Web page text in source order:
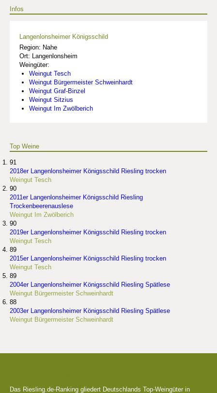
Infos
Langenlonsheimer Königsschild
Region: Nahe
Ort: Langenlonsheim
Weingüter:
Weingut Tesch
Weingut Bürgermeister Schweinhardt
Weingut Graf-Binzel
Weingut Sitzius
Weingut Im Zwölberich
Top Weine
91
2018er Langenlonsheimer Königsschild Riesling trocken
Weingut Tesch
90
2011er Langenlonsheimer Königsschild Riesling
Trockenbeerenauslese
Weingut Im Zwölberich
90
2019er Langenlonsheimer Königsschild Riesling trocken
Weingut Tesch
89
2015er Langenlonsheimer Königsschild Riesling trocken
Weingut Tesch
89
2004er Langenlonsheimer Königsschild Riesling Spätlese
Weingut Bürgermeister Schweinhardt
88
2003er Langenlonsheimer Königsschild Riesling Spätlese
Weingut Bürgermeister Schweinhardt
Das Riesling.de-Ranking gliedert Deutschlands Top-Weingüter in